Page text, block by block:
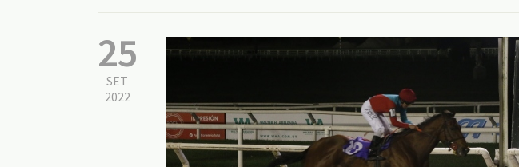
25
SET
2022